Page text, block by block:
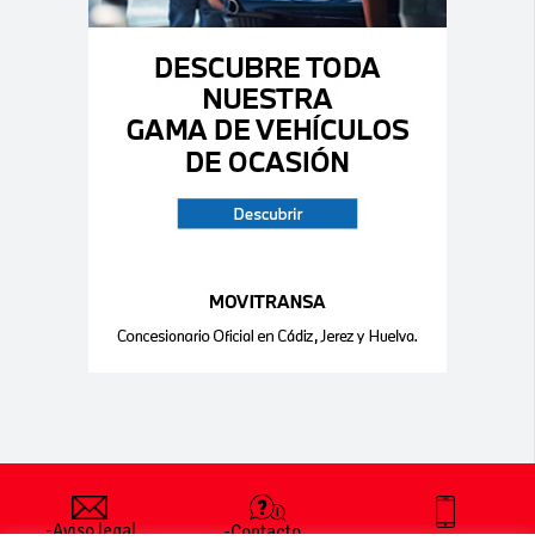
-Aviso legal
-Contacto
+34 627 35